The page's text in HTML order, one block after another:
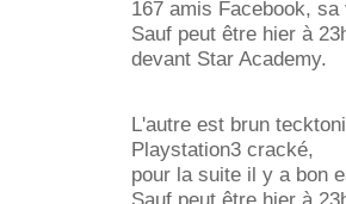
167 amis Facebook,
Sauf peut être hier à
devant Star Academy.
L'autre est brun
Playstation3 cracké,
pour la suite il y a bon